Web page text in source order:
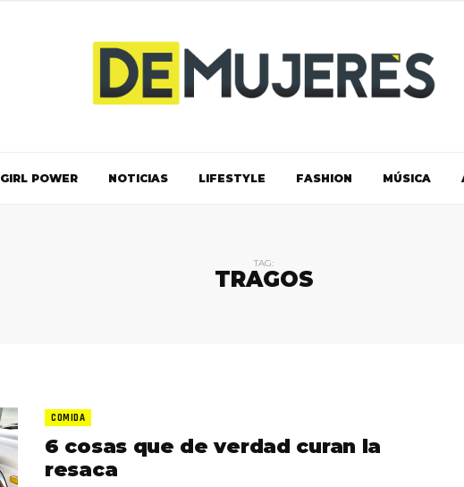
GIRL POWER NOTICIAS LIFESTYLE FASHION MÚSICA
TAG:
TRAGOS
COMIDA
6 cosas que de verdad curan la
resaca